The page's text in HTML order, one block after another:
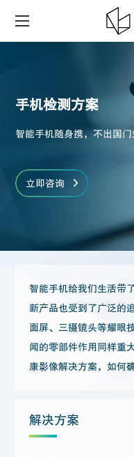
手机检测方案
智能手机随身携，不出国门
立即咨询
智能手机给我们生活带
新产品也受到了广泛的
面屏、三摄镜头等耀眼
闻的零部件作用同样重
康影像解决方案，如何
解决方案